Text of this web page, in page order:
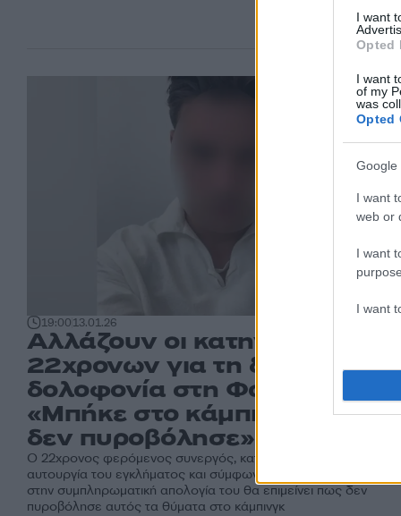
I want
Opted
I want
of my
was
Opted
Google
I want
web or
I want
I want
19:0013.01.26
Αλλάζουν οι κατηγορίες των
22χρονων για τη διπλή
δολοφονία στη Φοινικούντα -
«Μπήκε στο κάμπινγκ αλλά
δεν πυροβόλησε»
Ο 22χρονος φερόμενος συνεργός, κατηγορείται για φυσική
αυτουργία του εγκλήματος και σύμφωνα με τον δικηγόρο του
στην συμπληρωματική απολογία του θα επιμείνει πως δεν
πυροβόλησε αυτός τα θύματα στο κάμπινγκ